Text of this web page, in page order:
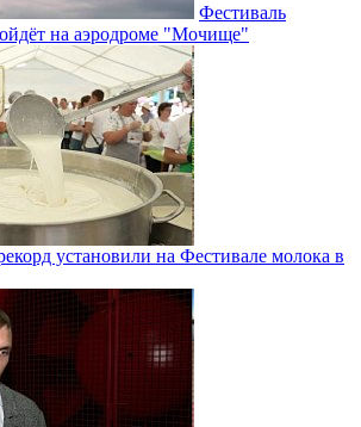
Фестиваль
на аэродроме "Мочище"
установили на Фестивале молока в